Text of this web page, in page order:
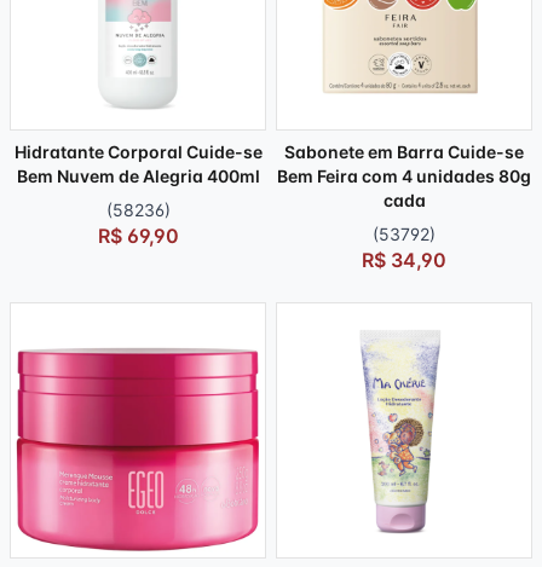
Hidratante Corporal Cuide-se
Bem Nuvem de Alegria 400ml
(58236)
R$ 69,90
Sabonete em Barra Cuide-se
Bem Feira com 4 unidades 80g
cada
(53792)
R$ 34,90